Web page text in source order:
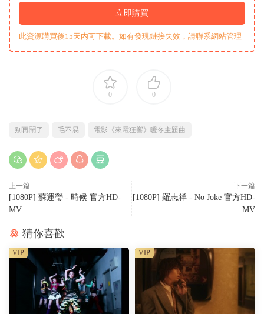
立即購買
此資源購買後15天内可下載。如有發現鏈接失效，請聯系網站管理
0 0
别再鬧了 毛不易 電影《來電狂響》暖冬主題曲
上一篇
[1080P] 蘇運瑩 - 時候 官方HD-
MV
下一篇
[1080P] 羅志祥 - No Joke 官方HD-
MV
猜你喜歡
VIP VIP